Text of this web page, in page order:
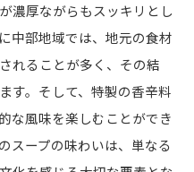
濃厚ながらもスッキリとし
中部地域では、地元の食材
れることが多く、その結
す。そして、特製の香辛料
な風味を楽しむことができ
スープの味わいは、単なる